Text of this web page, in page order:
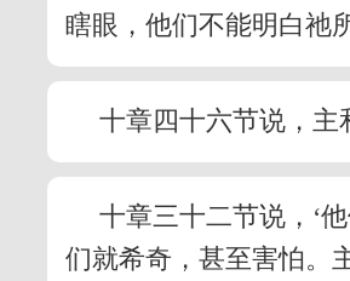
瞎眼，他们不能明白祂
十章四十六节说，
十章三十二节说，‘
们就希奇，甚至害怕。